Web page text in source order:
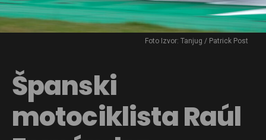
Foto Izvor: Tanjug / Patrick Post
Španski
motociklista Raúl